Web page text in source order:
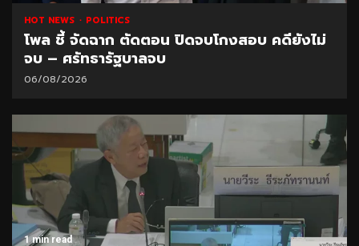
HOT NEWS POLITICS
โพล ชี้ จัดฉาก ตัดตอน ปิดจบโกงสอบ คดียังไม่
จบ – ศรัทธารัฐบาลจบ
06/08/2026
1 min read